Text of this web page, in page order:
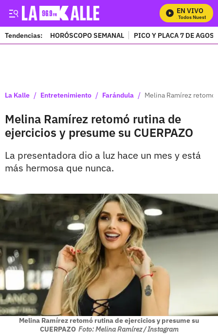
EN VIVO
Mira Todos Nuestros
Tendencias: HORÓSCOPO SEMANAL PICO Y PLACA 7 DE
La Kalle / Entretenimiento / Farándula / Melina Ramírez retomó
Melina Ramírez retomó rutina de
ejercicios y presume su CUERPAZO
La presentadora dio a luz hace un mes y está
más hermosa que nunca.
Melina Ramírez retomó rutina de ejercicios y presume su
CUERPAZO Foto: Melina Ramírez / Instagram